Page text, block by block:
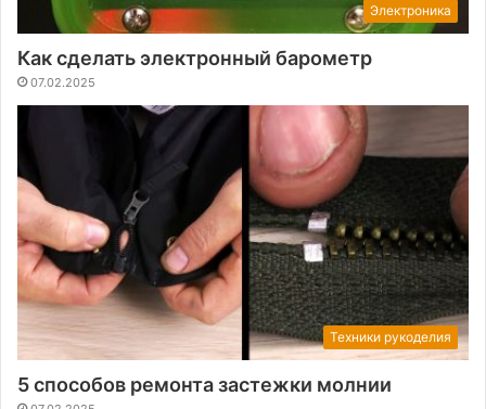
Электроника
Как сделать электронный барометр
07.02.2025
Техники рукоделия
5 способов ремонта застежки молнии